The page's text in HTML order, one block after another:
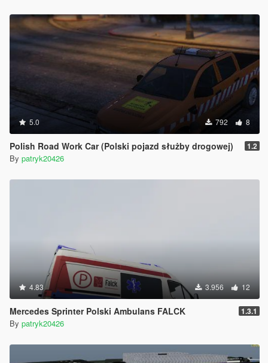
5.0 792 8
Polish Road Work Car (Polski pojazd służby drogowej) 1.2
By patryk20426
4.83 3.956 12
Mercedes Sprinter Polski Ambulans FALCK 1.3.1
By patryk20426